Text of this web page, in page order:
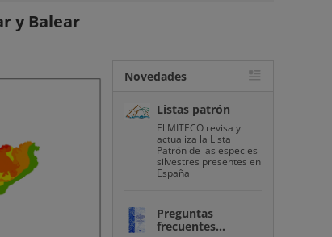
y Balear
Novedades
Listas patrón
El MITECO revisa y
actualiza la Lista
Patrón de las especies
silvestres presentes en
España
Preguntas
frecuentes...